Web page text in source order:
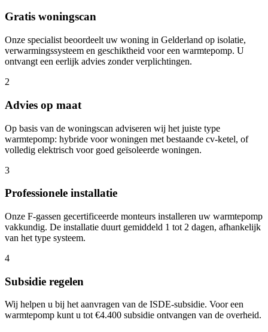
Gratis woningscan
Onze specialist beoordeelt uw woning in Gelderland op isolatie,
verwarmingssysteem en geschiktheid voor een warmtepomp. U
ontvangt een eerlijk advies zonder verplichtingen.
2
Advies op maat
Op basis van de woningscan adviseren wij het juiste type
warmtepomp: hybride voor woningen met bestaande cv-ketel, of
volledig elektrisch voor goed geïsoleerde woningen.
3
Professionele installatie
Onze F-gassen gecertificeerde monteurs installeren uw warmtepomp
vakkundig. De installatie duurt gemiddeld 1 tot 2 dagen, afhankelijk
van het type systeem.
4
Subsidie regelen
Wij helpen u bij het aanvragen van de ISDE-subsidie. Voor een
warmtepomp kunt u tot €4.400 subsidie ontvangen van de overheid.